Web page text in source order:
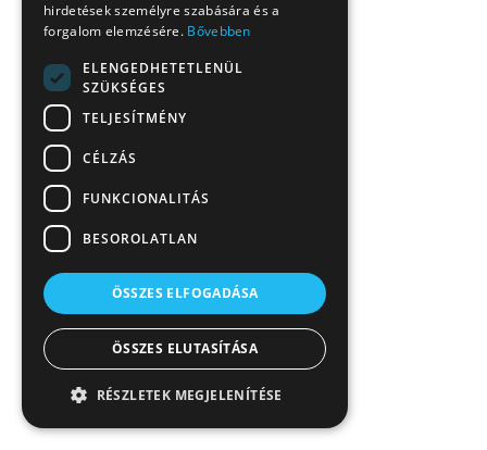
hirdetések személyre szabására és a
forgalom elemzésére. Bővebben
ELENGEDHETETLENÜL
SZÜKSÉGES
TELJESÍTMÉNY
CÉLZÁS
FUNKCIONALITÁS
BESOROLATLAN
ÖSSZES ELFOGADÁSA
ÖSSZES ELUTASÍTÁSA
RÉSZLETEK MEGJELENÍTÉSE